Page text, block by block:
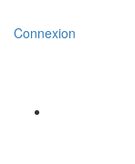
Connexion